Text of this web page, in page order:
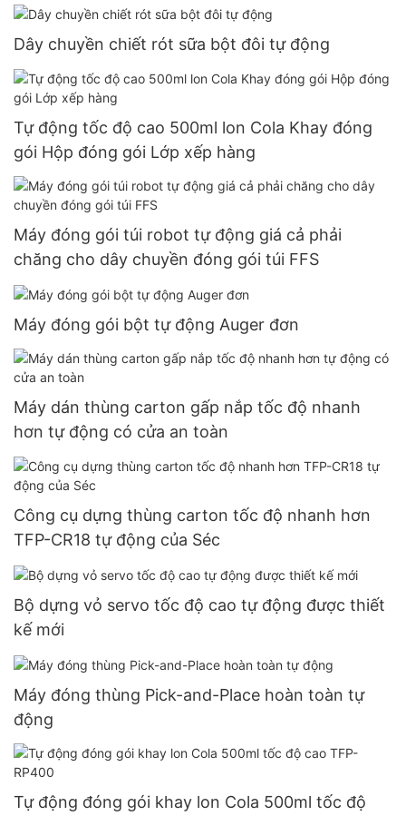
Dây chuyền chiết rót sữa bột đôi tự động
Tự động tốc độ cao 500ml lon Cola Khay đóng
gói Hộp đóng gói Lớp xếp hàng
Máy đóng gói túi robot tự động giá cả phải
chăng cho dây chuyền đóng gói túi FFS
Máy đóng gói bột tự động Auger đơn
Máy dán thùng carton gấp nắp tốc độ nhanh
hơn tự động có cửa an toàn
Công cụ dựng thùng carton tốc độ nhanh hơn
TFP-CR18 tự động của Séc
Bộ dựng vỏ servo tốc độ cao tự động được thiết
kế mới
Máy đóng thùng Pick-and-Place hoàn toàn tự
động
Tự động đóng gói khay lon Cola 500ml tốc độ